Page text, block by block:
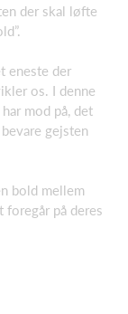
der skal løfte
eneste der
os. I denne
mod på, det
gejsten
bold mellem
på deres